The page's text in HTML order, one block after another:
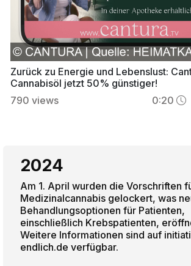
Zurück zu Energie und Lebenslust:
Cannabisöl jetzt 50% günstiger!
790 views 0:20
2024
Am 1. April wurden die Vorschriften
Medizinalcannabis gelockert, was
Behandlungsoptionen für Patienten,
einschließlich Krebspatienten,
Weitere Informationen sind auf
endlich.de verfügbar.